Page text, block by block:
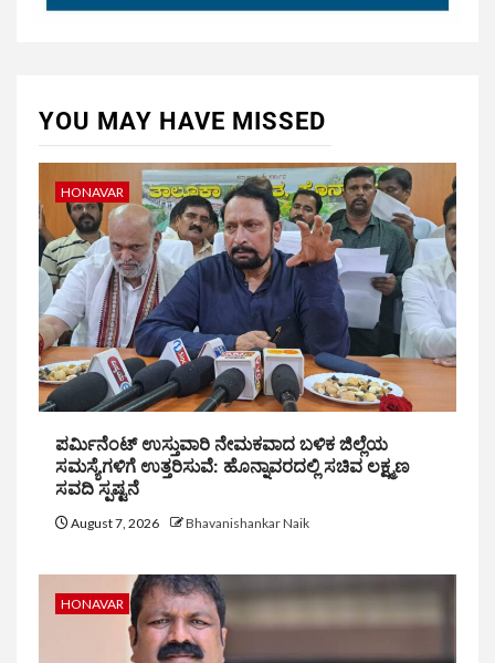
YOU MAY HAVE MISSED
HONAVAR
ಪರ್ಮಿನೆಂಟ್ ಉಸ್ತುವಾರಿ ನೇಮಕವಾದ ಬಳಿಕ ಜಿಲ್ಲೆಯ
ಸಮಸ್ಯೆಗಳಿಗೆ ಉತ್ತರಿಸುವೆ: ಹೊನ್ನಾವರದಲ್ಲಿ ಸಚಿವ ಲಕ್ಷ್ಮಣ
ಸವದಿ ಸ್ಪಷ್ಟನೆ
August 7, 2026 Bhavanishankar Naik
HONAVAR